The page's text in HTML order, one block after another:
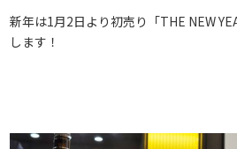
新年は1月2日より初売り「THE NEW
します！